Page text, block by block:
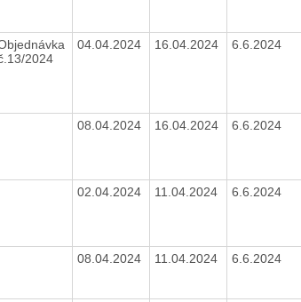
2024
04.04.2024 16.04.2024 6.6.2024
08.04.2024 16.04.2024 6.6.2024
02.04.2024 11.04.2024 6.6.2024
08.04.2024 11.04.2024 6.6.2024